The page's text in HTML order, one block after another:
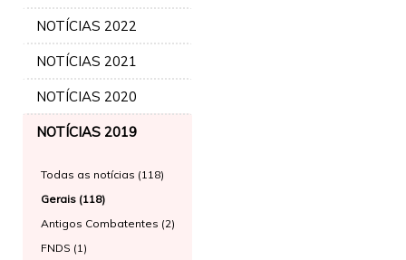
NOTÍCIAS 2022
NOTÍCIAS 2021
NOTÍCIAS 2020
NOTÍCIAS 2019
Todas as notícias (118)
Gerais (118)
Antigos Combatentes (2)
FNDS (1)